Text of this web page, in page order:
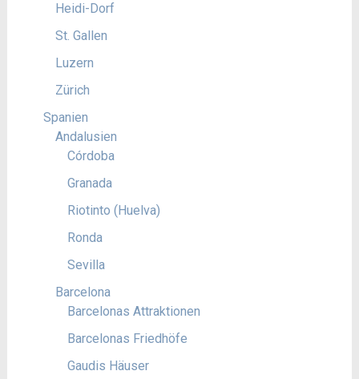
Heidi-Dorf
St. Gallen
Luzern
Zürich
Spanien
Andalusien
Córdoba
Granada
Riotinto (Huelva)
Ronda
Sevilla
Barcelona
Barcelonas Attraktionen
Barcelonas Friedhöfe
Gaudis Häuser